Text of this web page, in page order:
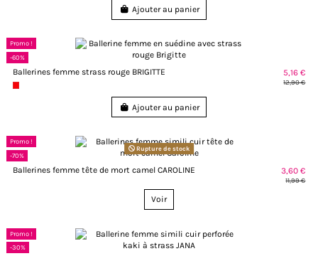
Ajouter au panier
Promo !
-60%
Ballerines femme strass rouge BRIGITTE 5,16 €
12,90 €
Ajouter au panier
Promo !
-70%
Rupture de stock
Ballerines femme tête de mort camel CAROLINE 3,60 €
11,99 €
Voir
Promo !
-30%